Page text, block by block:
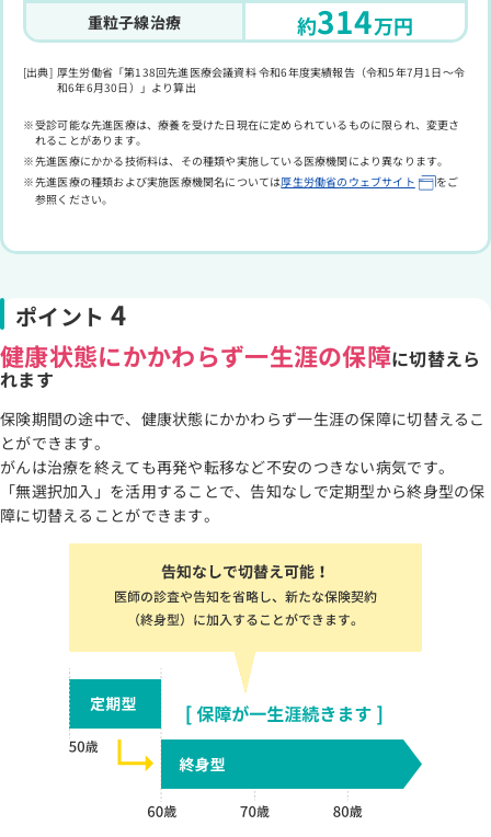
重粒子線治療 約314万円
厚生労働省「第138回先進医療会議資料 令和6年度実績報告（令和5年7月1日～令
和6年6月30日）」より算出
受診可能な先進医療は、療養を受けた日現在に定められているものに限られ、変更さ
れることがあります。
先進医療にかかる技術料は、その種類や実施している医療機関により異なります。
先進医療の種類および実施医療機関名については厚生労働省のウェブサイト
をご
参照ください。
ポイント 4
健康状態にかかわらず一生涯の保障に切替えら
れます
保険期間の途中で、健康状態にかかわらず一生涯の保障に切替えるこ
とができます。
がんは治療を終えても再発や転移など不安のつきない病気です。
「無選択加入」を活用することで、告知なしで定期型から終身型の保
障に切替えることができます。